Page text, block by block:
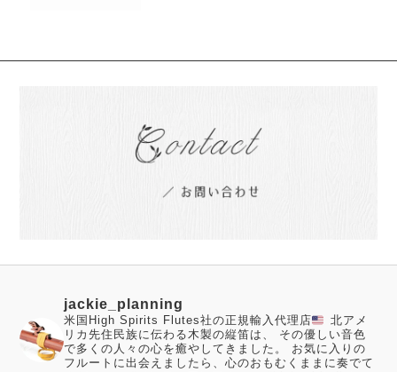
jackie_planning
米国High Spirits Flutes社の正規輸入代理店
北アメ
リカ先住民族に伝わる木製の縦笛は、 その優しい音色
で多くの人々の心を癒やしてきました。
お気に入りの
フルートに出会えましたら、心のおもむくままに奏でて